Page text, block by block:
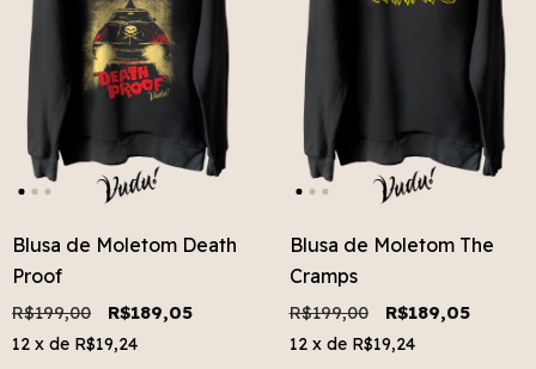
Blusa de Moletom Death
Proof
R$199,00 R$189,05
12 x de R$19,24
Blusa de Moletom The
Cramps
R$199,00 R$189,05
12 x de R$19,24